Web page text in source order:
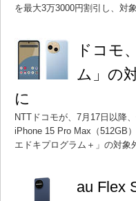
を最大3万3000円割引し、対
ドコモ
ム」の
に
NTTドコモが、7月17日以降
iPhone 15 Pro Max（512GB
エドキプログラム＋」の対象
au Flex